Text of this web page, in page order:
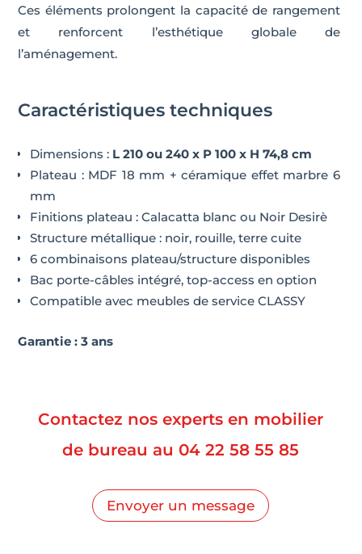
Ces éléments prolongent la capacité de rangement
et renforcent l’esthétique globale de
l’aménagement.
Caractéristiques techniques
Dimensions : L 210 ou 240 x P 100 x H 74,8 cm
Plateau : MDF 18 mm + céramique effet marbre 6
mm
Finitions plateau : Calacatta blanc ou Noir Desirè
Structure métallique : noir, rouille, terre cuite
6 combinaisons plateau/structure disponibles
Bac porte-câbles intégré, top-access en option
Compatible avec meubles de service CLASSY
Garantie : 3 ans
Contactez nos experts en mobilier
de bureau au 04 22 58 55 85
Envoyer un message